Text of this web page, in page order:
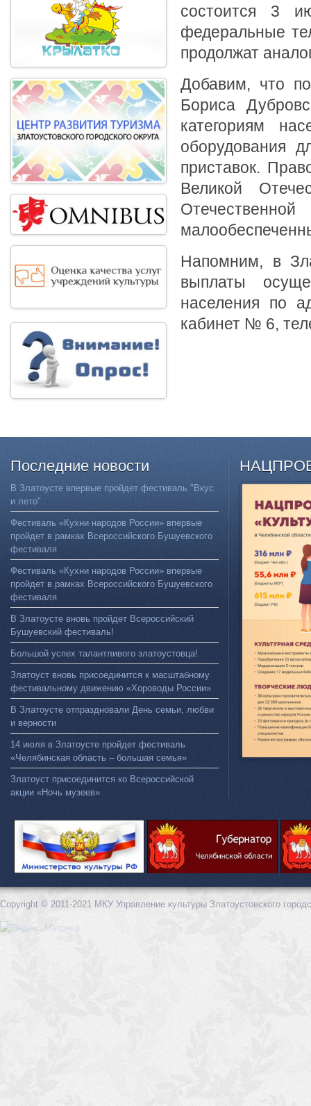
состоится 3
федеральные
продолжат
Добавим, что
Бориса
категориям
оборудования
приставок.
Великой
Напомним, в
выплаты
населения по
кабинет № 6,
Последние новости
В Златоусте впервые пройдет фестиваль "Вкус
и лето"
Фестиваль «Кухни народов России» впервые
пройдет в рамках Всероссийского Бушуевского
фестиваля
Фестиваль «Кухни народов России» впервые
пройдет в рамках Всероссийского Бушуевского
фестиваля
В Златоусте вновь пройдет Всероссийский
Бушуевский фестиваль!
Большой успех талантливого златоустовца!
Златоуст вновь присоединится к масштабному
фестивальному движению «Хороводы России»
В Златоусте отпраздновали День семьи, любви
и верности
14 июля в Златоусте пройдет фестиваль
«Челябинская область – большая семья»
Златоуст присоединится ко Всероссийской
акции «Ночь музеев»
Copyright © 2011-2021 МКУ Управление культуры Златоустовского